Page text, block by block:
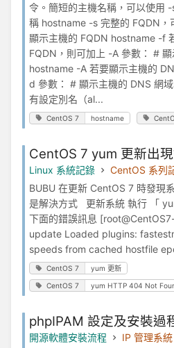
令。簡短的主機名稱，可以使用
稱 hostname -s 完整的 FQDN
顯示主機的 FQDN hostname -f
FQDN，則可加上 -A 參數： #
hostname -A 若要顯示主機的
d 參數： # 顯示主機的 DNS 網
有設定別名（al...
CentOS 7 hostname
CentOS 7 yum 更新出
Linux 系統記錄
CentOS 系列
BUBU 在更新 CentOS 7 時發現
是解決方式 更新系統 執行 「
下面的錯誤訊息
update Loaded plugins:
speeds from cached hostfile
CentOS 7 yum 更新
CentOS 7 yum HTTP 404 Not
phpIPAM 設定及安裝過
開源軟體安裝流程
IP 管理系統